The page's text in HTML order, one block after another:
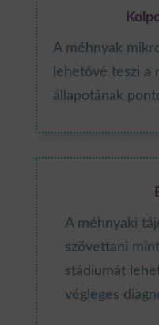
A méhnyak
lehetővé teszi a
állapotának
A méhnyaki
szövettani
stádiumát
végleges